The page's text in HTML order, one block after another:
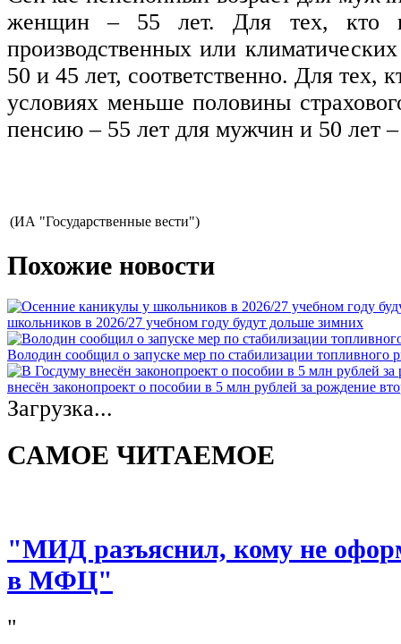
женщин – 55 лет. Для тех, кто
производственных или
50 и 45 лет, соответственно. Для тех,
условиях меньше половины
пенсию – 55 лет для мужчин и 50 лет
(ИА "Государственные вести")
Похожие новости
школьников в 2026/27 учебном году будут дольше зимних
Володин сообщил о запуске мер по стабилизации топливного
внесён законопроект о пособии в 5 млн рублей за рождение
Загрузка...
САМОЕ ЧИТАЕМОЕ
"МИД разъяснил, кому не
в МФЦ"
"